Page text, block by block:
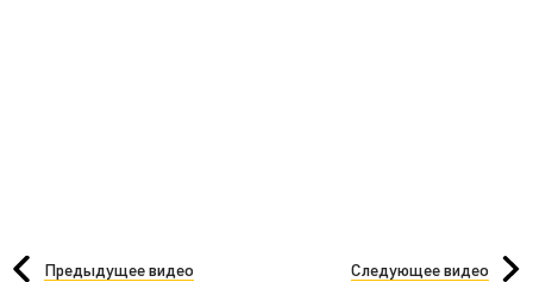
Предыдущее видео Следующее видео